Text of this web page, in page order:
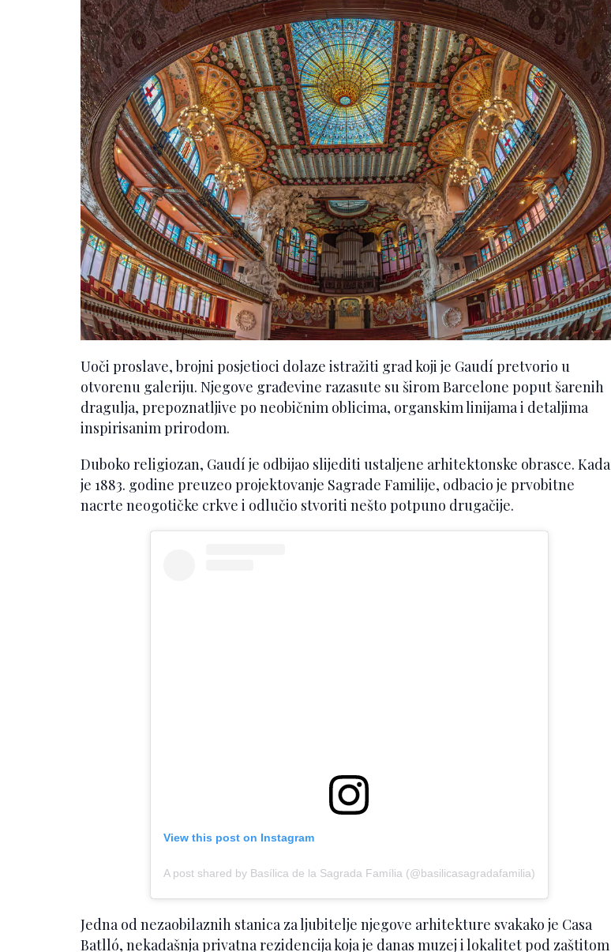
Uoči proslave, brojni posjetioci dolaze istražiti grad koji je Gaudí pretvorio u
otvorenu galeriju. Njegove građevine razasute su širom Barcelone poput šarenih
dragulja, prepoznatljive po neobičnim oblicima, organskim linijama i detaljima
inspirisanim prirodom.
Duboko religiozan, Gaudí je odbijao slijediti ustaljene arhitektonske obrasce. Kada
je 1883. godine preuzeo projektovanje Sagrade Familije, odbacio je prvobitne
nacrte neogotičke crkve i odlučio stvoriti nešto potpuno drugačije.
View this post on Instagram
A post shared by Basílica de la Sagrada Família (@basilicasagradafamilia)
Jedna od nezaobilaznih stanica za ljubitelje njegove arhitekture svakako je Casa
Batlló, nekadašnja privatna rezidencija koja je danas muzej i lokalitet pod zaštitom